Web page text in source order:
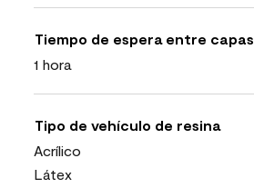
Tiempo de espera entre capas
1 hora
Tipo de vehículo de resina
Acrílico
Látex